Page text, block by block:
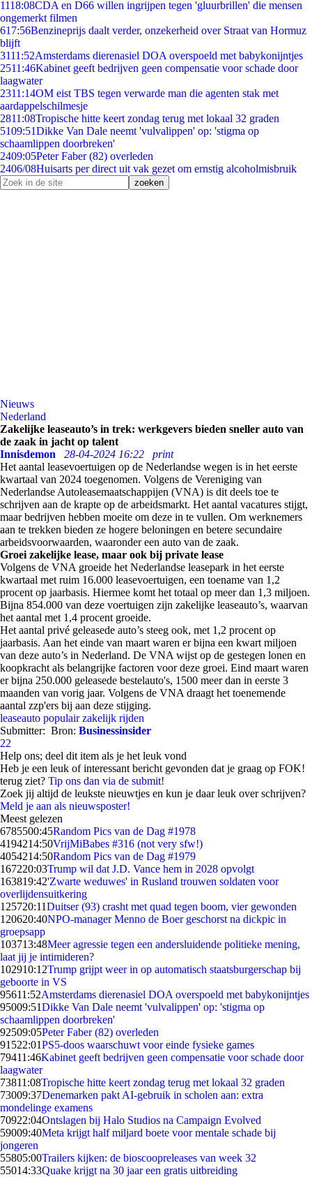
1118:08CDA en D66 willen ingrijpen tegen 'gluurbrillen' die mensen
ongemerkt filmen
617:56Benzineprijs daalt verder, onzekerheid over Straat van Hormuz
blijft
3111:52Amsterdams dierenasiel DOA overspoeld met babykonijntjes
2511:46Kabinet geeft bedrijven geen compensatie voor schade door
laagwater
2311:14OM eist TBS tegen verwarde man die agenten stak met
aardappelschilmesje
2811:08Tropische hitte keert zondag terug met lokaal 32 graden
5109:51Dikke Van Dale neemt 'vulvalippen' op: 'stigma op
schaamlippen doorbreken'
2409:05Peter Faber (82) overleden
2406/08Huisarts per direct uit vak gezet om ernstig alcoholmisbruik
Nieuws
Nederland
Zakelijke leaseauto’s in trek: werkgevers bieden sneller auto van
de zaak in jacht op talent
Innisdemon
28-04-2024 16:22
print
Het aantal leasevoertuigen op de Nederlandse wegen is in het eerste
kwartaal van 2024 toegenomen. Volgens de Vereniging van
Nederlandse Autoleasemaatschappijen (VNA) is dit deels toe te
schrijven aan de krapte op de arbeidsmarkt. Het aantal vacatures stijgt,
maar bedrijven hebben moeite om deze in te vullen. Om werknemers
aan te trekken bieden ze hogere beloningen en betere secundaire
arbeidsvoorwaarden, waaronder een auto van de zaak.
Groei zakelijke lease, maar ook bij private lease
Volgens de VNA groeide het Nederlandse leasepark in het eerste
kwartaal met ruim 16.000 leasevoertuigen, een toename van 1,2
procent op jaarbasis. Hiermee komt het totaal op meer dan 1,3 miljoen.
Bijna 854.000 van deze voertuigen zijn zakelijke leaseauto’s, waarvan
het aantal met 1,4 procent groeide.
Het aantal privé geleasede auto’s steeg ook, met 1,2 procent op
jaarbasis. Aan het einde van maart waren er bijna een kwart miljoen
van deze auto’s in Nederland. De VNA wijst op de gestegen lonen en
koopkracht als belangrijke factoren voor deze groei. Eind maart waren
er bijna 250.000 geleasede bestelauto's, 1500 meer dan in eerste 3
maanden van vorig jaar. Volgens de VNA draagt het toenemende
aantal zzp'ers bij aan deze stijging.
leaseauto populair zakelijk rijden
Submitter: Bron: Businessinsider
22
Help ons; deel dit item als je het leuk vond
Heb je een leuk of interessant bericht gevonden dat je graag op FOK!
terug ziet? Tip ons dan via de submit!
Zoek jij altijd de leukste nieuwtjes en kun je daar leuk over schrijven?
Meld je aan als nieuwsposter!
Meest gelezen
6785500:45Random Pics van de Dag #1978
4194214:50VrijMiBabes #316 (not very sfw!)
4054214:50Random Pics van de Dag #1979
167220:03Trump wil dat J.D. Vance hem in 2028 opvolgt
163819:42'Zwarte weduwes' in Rusland trouwen soldaten voor
overlijdensuitkering
125720:11Duitser (93) crasht met quad tegen boom, vier gewonden
120620:40NPO-manager Menno de Boer geschorst na dickpic in
groepsapp
103713:48Meer agressie tegen een andersluidende politieke mening,
laat jij je intimideren?
102910:12Trump grijpt weer in op automatisch staatsburgerschap bij
geboorte in VS
95611:52Amsterdams dierenasiel DOA overspoeld met babykonijntjes
95009:51Dikke Van Dale neemt 'vulvalippen' op: 'stigma op
schaamlippen doorbreken'
92509:05Peter Faber (82) overleden
91522:01PS5-doos waarschuwt voor einde fysieke games
79411:46Kabinet geeft bedrijven geen compensatie voor schade door
laagwater
73811:08Tropische hitte keert zondag terug met lokaal 32 graden
73009:37Denemarken pakt AI-gebruik in scholen aan: extra
mondelinge examens
70922:04Ontslagen bij Halo Studios na Campaign Evolved
59009:40Meta krijgt half miljard boete voor mentale schade bij
jongeren
55805:00Trailers kijken: de bioscoopreleases van week 32
55014:33Quake krijgt na 30 jaar een gratis uitbreiding